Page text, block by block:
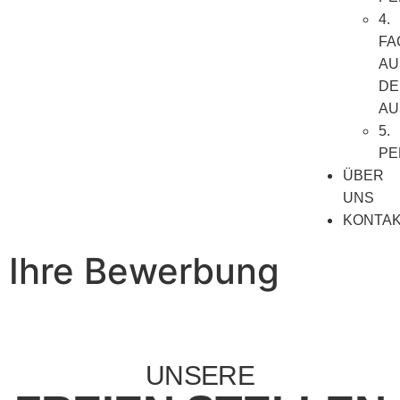
4.
5.
ÜBER
UNS
Ihre Bewerbung
UNSERE